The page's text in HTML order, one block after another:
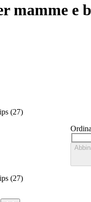
mamme e
(27)
(27)